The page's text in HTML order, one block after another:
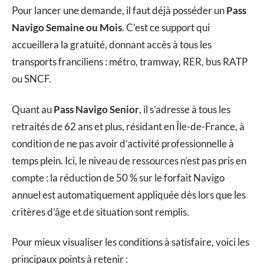
Pour lancer une demande, il faut déjà posséder unPass
Navigo Semaine ou Mois. C’est ce support qui
accueillera la gratuité, donnant accès à tous les
transports franciliens : métro, tramway, RER, bus RATP
ou SNCF.
Quant auPass Navigo Senior, il s’adresse à tous les
retraités de 62 ans et plus, résidant en Île-de-France, à
condition de ne pas avoir d’activité professionnelle à
temps plein. Ici, le niveau de ressources n’est pas pris en
compte : la réduction de 50 % sur le forfait Navigo
annuel est automatiquement appliquée dès lors que les
critères d’âge et de situation sont remplis.
Pour mieux visualiser les conditions à satisfaire, voici les
principaux points à retenir :